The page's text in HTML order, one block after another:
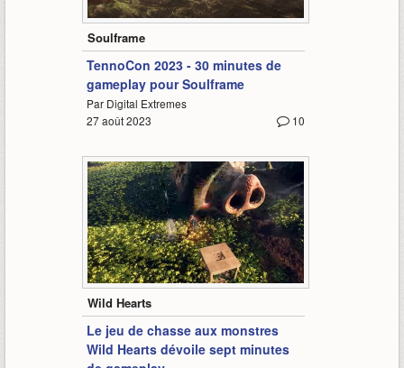
31:45
Soulframe
TennoCon 2023 - 30 minutes de
gameplay pour Soulframe
Par Digital Extremes
10
27 août 2023
7:11
Wild Hearts
Le jeu de chasse aux monstres
Wild Hearts dévoile sept minutes